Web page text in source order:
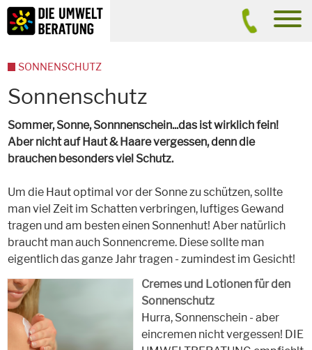
Inhalt
Suche
Sonnenschutz
Sommer, Sonne, Sonnnenschein...das ist wirklich fein!
Aber nicht auf Haut & Haare vergessen, denn die
brauchen besonders viel Schutz.
Um die Haut optimal vor der Sonne zu schützen, sollte
man viel Zeit im Schatten verbringen, luftiges Gewand
tragen und am besten einen Sonnenhut! Aber natürlich
braucht man auch Sonnencreme. Diese sollte man
eigentlich das ganze Jahr tragen - zumindest im Gesicht!
Cremes und Lotionen für den
Sonnenschutz
Hurra, Sonnenschein - aber
eincremen nicht vergessen! DIE
SONNENSCHUTZ